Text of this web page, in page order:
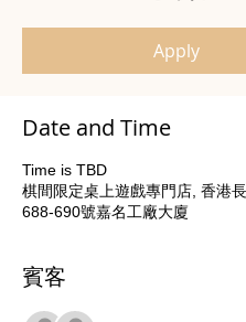
Apply
Date and Time
Time is TBD
棋間限定桌上遊戲專門店, 香港
688-690號嘉名工廠大廈
賓客